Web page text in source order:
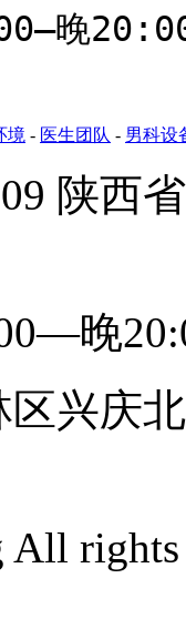
晚
境 - 医生团队 - 男科设
陕西
晚
兴庆
All